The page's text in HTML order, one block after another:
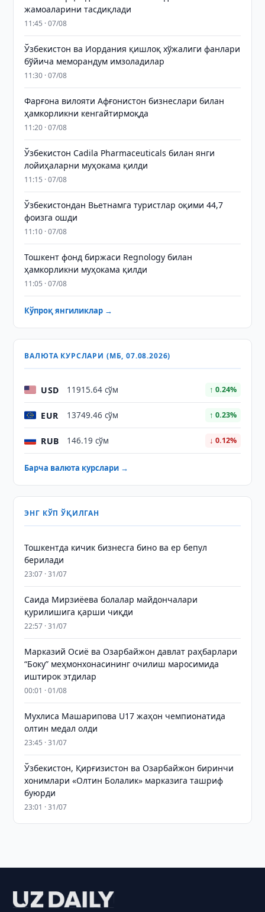
жамоаларини тасдиқлади
11:45 · 07/08
Ўзбекистон ва Иордания қишлоқ хўжалиги фанлари
бўйича меморандум имзоладилар
11:30 · 07/08
Фарғона вилояти Афғонистон бизнеслари билан
ҳамкорликни кенгайтирмоқда
11:20 · 07/08
Ўзбекистон Cadila Pharmaceuticals билан янги
лойиҳаларни муҳокама қилди
11:15 · 07/08
Ўзбекистондан Вьетнамга туристлар оқими 44,7
фоизга ошди
11:10 · 07/08
Тошкент фонд биржаси Regnology билан
ҳамкорликни муҳокама қилди
11:05 · 07/08
Кўпроқ янгиликлар →
ВАЛЮТА КУРСЛАРИ (МБ, 07.08.2026)
USD 11915.64 сўм ↑ 0.24%
EUR 13749.46 сўм ↑ 0.23%
RUB 146.19 сўм ↓ 0.12%
Барча валюта курслари →
ЭНГ КЎП ЎҚИЛГАН
Тошкентда кичик бизнесга бино ва ер бепул
берилади
23:07 · 31/07
Саида Мирзиёева болалар майдончалари
қурилишига қарши чиқди
22:57 · 31/07
Марказий Осиё ва Озарбайжон давлат раҳбарлари
“Боку” меҳмонхонасининг очилиш маросимида
иштирок этдилар
00:01 · 01/08
Мухлиса Машарипова U17 жаҳон чемпионатида
олтин медал олди
23:45 · 31/07
Ўзбекистон, Қирғизистон ва Озарбайжон биринчи
хонимлари «Олтин Болалик» марказига ташриф
буюрди
23:01 · 31/07